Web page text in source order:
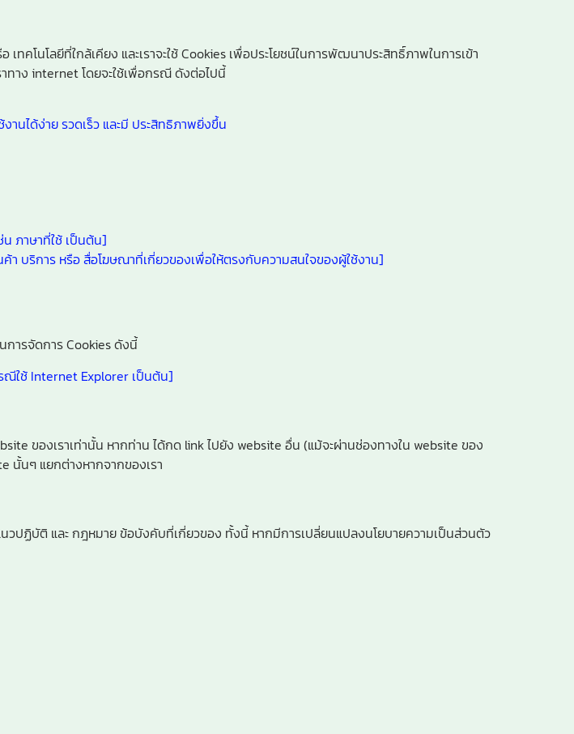
คโนโลยีที่ใกล้เคียง และเราจะใช้ Cookies เพื่อประโยชน์ในการพัฒนาประสิทธิ์ภาพในการเข้า
ทาง internet โดยจะใช้เพื่อกรณี ดังต่อไปนี้
นได้ง่าย รวดเร็ว และมี ประสิทธิภาพยิ่งขึ้น
ภาษาที่ใช้ เป็นต้น]
บริการ หรือ สื่อโฆษณาที่เกี่ยวของเพื่อให้ตรงกับความสนใจของผู้ใช้งาน]
การจัดการ Cookies ดังนี้
ใช้ Internet Explorer เป็นต้น]
ของเราเท่านั้น หากท่าน ได้กด link ไปยัง website อื่น (แม้จะผ่านช่องทางใน website ของ
นั้นๆ แยกต่างหากจากของเรา
ปฏิบัติ และ กฎหมาย ข้อบังคับที่เกี่ยวของ ทั้งนี้ หากมีการเปลี่ยนแปลงนโยบายความเป็นส่วนตัว